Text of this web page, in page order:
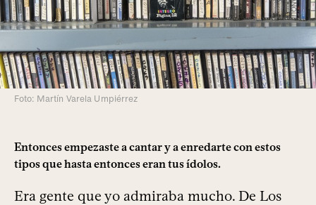
Foto: Martín Varela Umpiérrez
Entonces empezaste a cantar y a enredarte con estos
tipos que hasta entonces eran tus ídolos.
Era gente que yo admiraba mucho. De Los